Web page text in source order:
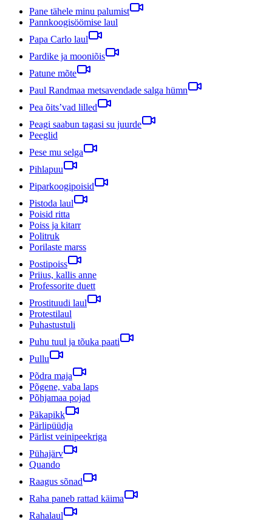
Pane tähele minu palumist
Pannkoogisöömise laul
Papa Carlo laul
Pardike ja mooniõis
Patune mõte
Paul Randmaa metsavendade salga hümn
Pea õits’vad lilled
Peagi saabun tagasi su juurde
Peeglid
Pese mu selga
Pihlapuu
Piparkoogipoisid
Pistoda laul
Poisid ritta
Poiss ja kitarr
Politruk
Porilaste marss
Postipoiss
Priius, kallis anne
Professorite duett
Prostituudi laul
Protestilaul
Puhastustuli
Puhu tuul ja tõuka paati
Pullu
Põdra maja
Põgene, vaba laps
Põhjamaa pojad
Päkapikk
Pärlipüüdja
Pärlist veinipeekriga
Pühajärv
Quando
Raagus sõnad
Raha paneb rattad käima
Rahalaul